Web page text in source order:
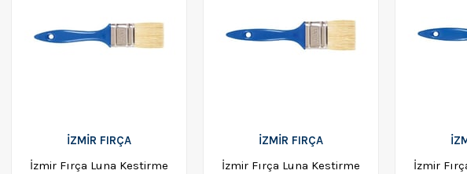
İZMİR FIRÇA
İzmir Fırça Luna Kestirme
İZMİR FIRÇA
İzmir Fırça Luna Kestirme
İzmir